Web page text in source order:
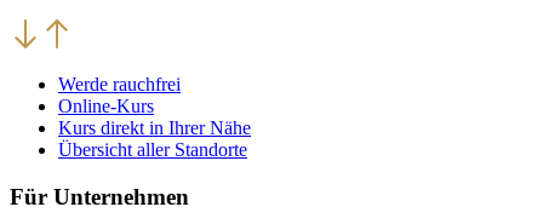
Werde rauchfrei
Online-Kurs
Kurs direkt in Ihrer Nähe
Übersicht aller Standorte
Für Unternehmen